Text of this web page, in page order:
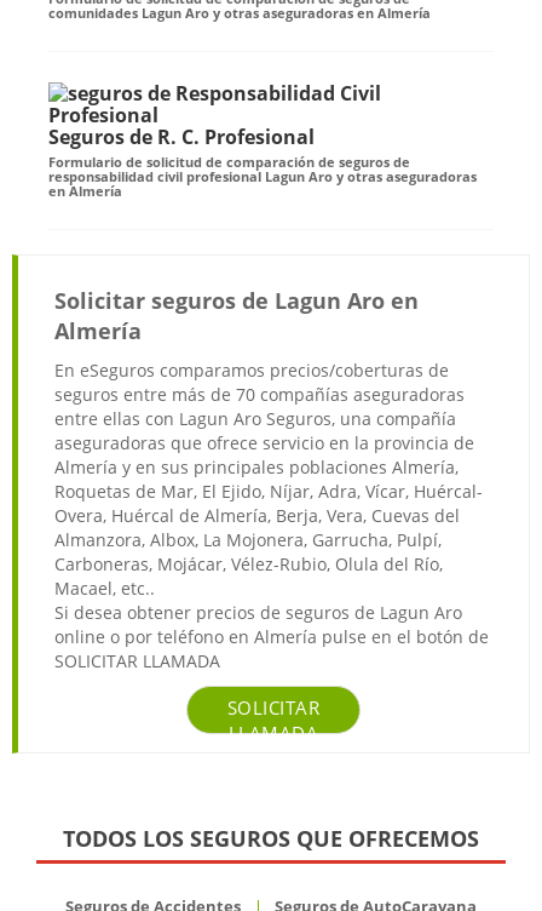
comunidades Lagun Aro y otras aseguradoras en Almería
Seguros de R. C. Profesional
Formulario de solicitud de comparación de seguros de
responsabilidad civil profesional Lagun Aro y otras aseguradoras
en Almería
Solicitar seguros de Lagun Aro en
Almería
En eSeguros comparamos precios/coberturas de
seguros entre más de 70 compañías aseguradoras
entre ellas con Lagun Aro Seguros, una compañía
aseguradoras que ofrece servicio en la provincia de
Almería y en sus principales poblaciones Almería,
Roquetas de Mar, El Ejido, Níjar, Adra, Vícar, Huércal-
Overa, Huércal de Almería, Berja, Vera, Cuevas del
Almanzora, Albox, La Mojonera, Garrucha, Pulpí,
Carboneras, Mojácar, Vélez-Rubio, Olula del Río,
Macael, etc..
Si desea obtener precios de seguros de Lagun Aro
online o por teléfono en Almería pulse en el botón de
SOLICITAR LLAMADA
SOLICITAR
LLAMADA
TODOS LOS SEGUROS QUE OFRECEMOS
Seguros de Accidentes
Seguros de AutoCaravana